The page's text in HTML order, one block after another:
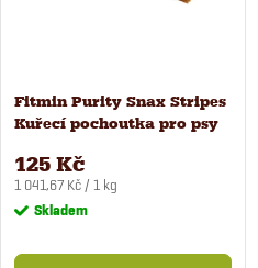
Fitmin Purity Snax Stripes
Kuřecí pochoutka pro psy
125 Kč
Měrná
cena:
1 041,67 Kč / 1 kg
Skladem